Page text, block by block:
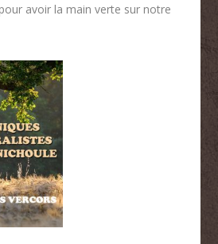
avoir la main verte sur notre